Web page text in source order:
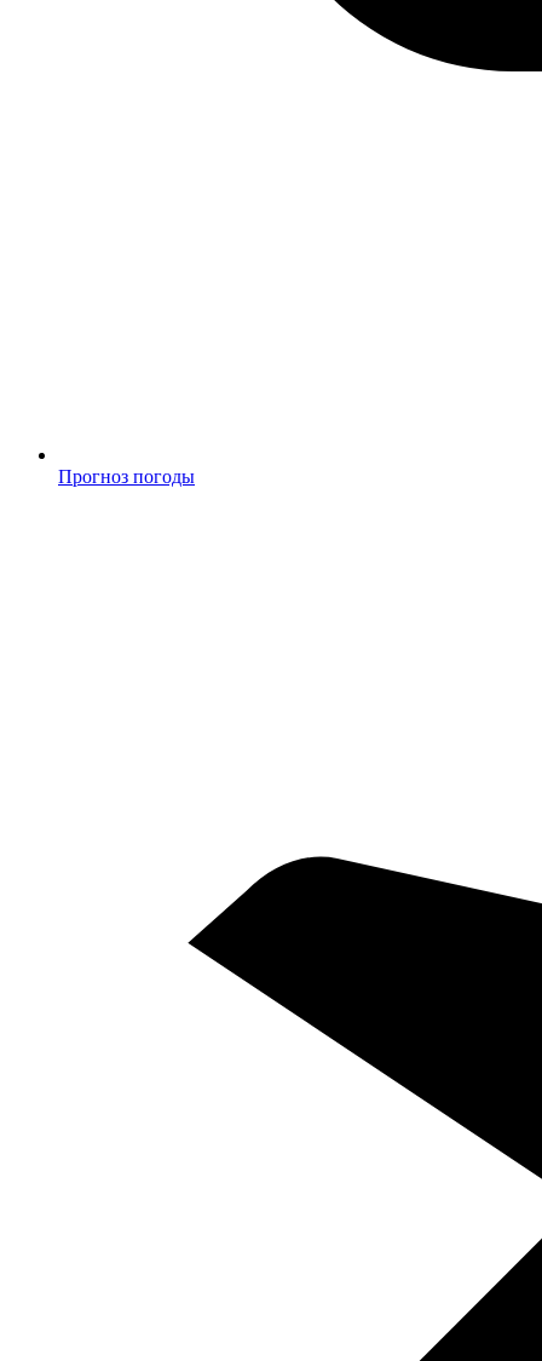
Прогноз погоды